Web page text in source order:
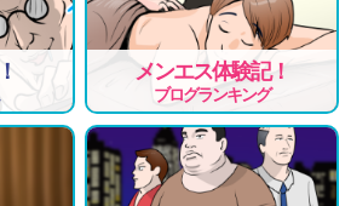
メンエス体験記！
ブログランキング